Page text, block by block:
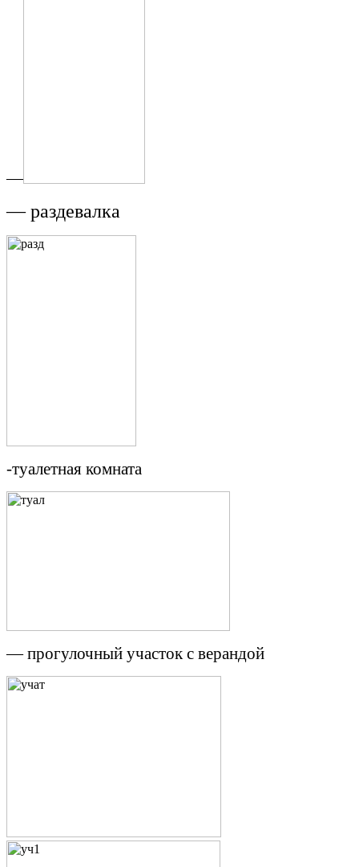
—
— раздевалка
-туалетная комната
— прогулочный участок с верандой